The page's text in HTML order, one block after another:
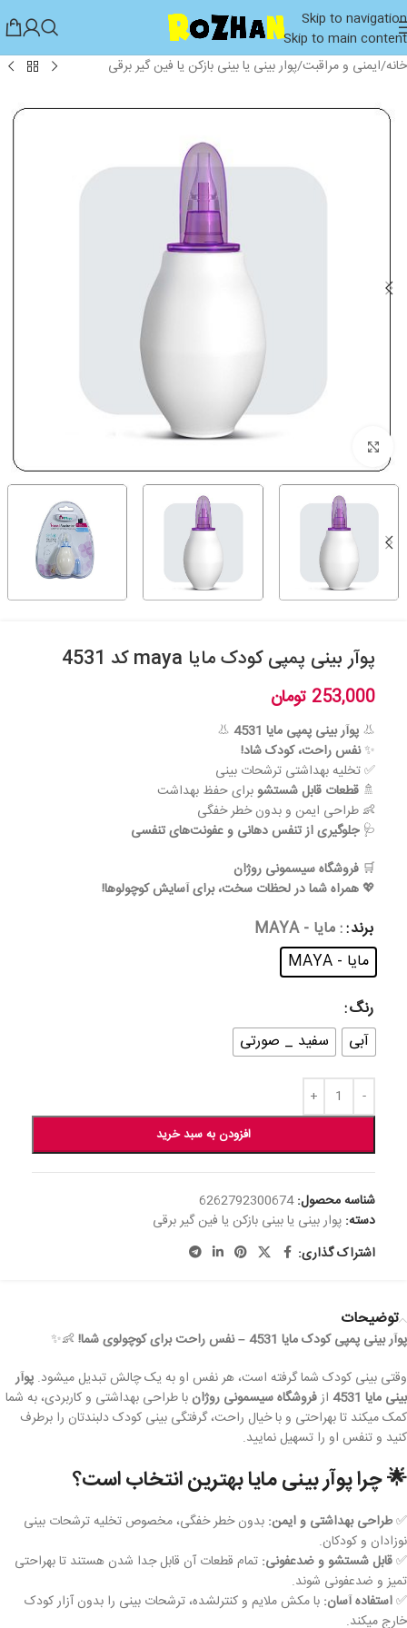
Skip to navigation
Skip to main content
خانه/ایمنی و مراقبت/پوار بینی یا بینی بازکن یا فین گیر برقی
پوآر بینی پمپی کودک مایا maya کد 4531
253,000 تومان
👃 پوآر بینی پمپی مایا 4531
👃
✨نفس راحت، کودک شاد!
✅ تخلیه بهداشتی ترشحات بینی
🚿 قطعات قابل شستشوبرای حفظ بهداشت
👶 طراحی ایمن و بدون خطر خفگی
🩺جلوگیری از تنفس دهانی و عفونت‌های تنفسی
🛒 فروشگاه سیسمونی روژان
💖 همراه شما در لحظات سخت، برای آسایش کوچولوها!
برند : مایا - MAYA
مایا - MAYA
رنگ
آبی
سفید _ صورتی
افزودن به سبد خرید
شناسه محصول:6262792300674
دسته: پوار بینی یا بینی بازکن یا فین گیر برقی
اشتراک گذاری:
توضیحات
پوآر بینی پمپی کودک مایا 4531 – نفس راحت برای کوچولوی شما!
👶✨
وقتی بینی کودک شما گرفته است، هر نفس او به یک چالش تبدیل میشود. پوآر
بینی مایا 4531
ازفروشگاه سیسمونی روژان با طراحی بهداشتی و کاربردی، به شما
کمک میکند تا بهراحتی و با خیال راحت، گرفتگی بینی کودک دلبندتان را برطرف
کنید و تنفس او را تسهیل نمایید.
🌟چرا پوآر بینی مایا بهترین انتخاب است؟
✅طراحی بهداشتی و ایمن: بدون خطر خفگی، مخصوص تخلیه ترشحات بینی
نوزادان و کودکان.
✅قابل شستشو و ضدعفونی: تمام قطعات آن قابل جدا شدن هستند تا بهراحتی
تمیز و ضدعفونی شوند.
✅استفاده آسان: با مکش ملایم و کنترلشده، ترشحات بینی را بدون آزار کودک
خارج میکند.